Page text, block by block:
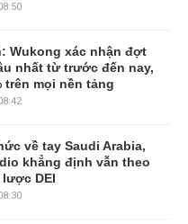
Wukong xác nhận đợt
nhất từ trước đến nay,
trên mọi nền tảng
về tay Saudi Arabia,
khẳng định vẫn theo
DEI